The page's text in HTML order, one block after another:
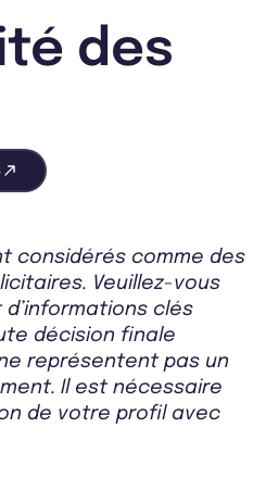
des
considérés comme des
Veuillez-vous
clés
décision finale
représentent pas un
Il est nécessaire
de votre profil avec